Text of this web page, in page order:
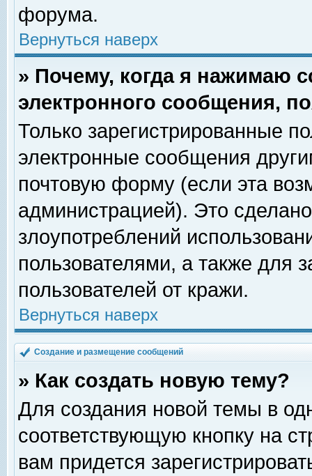
форума.
Вернуться наверх
» Почему, когда я нажимаю
электронного сообщения,
Только зарегистрированные
электронные сообщения
почтовую форму (если эта
администрацией). Это
злоупотреблений
пользователями, а также для
пользователей от кражи.
Вернуться наверх
Создание и размещение сообщений
» Как создать новую тему?
Для создания новой темы в
соответствующую кнопку на
вам придется